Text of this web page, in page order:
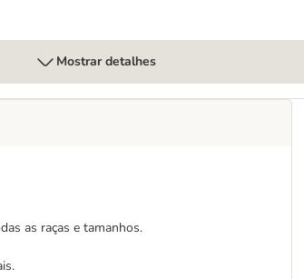
Mostrar detalhes
as raças e tamanhos.